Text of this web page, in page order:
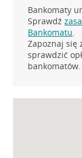
Bankomaty
Sprawdź
Bankomatu.
Zapoznaj się
sprawdzić
bankomatów.